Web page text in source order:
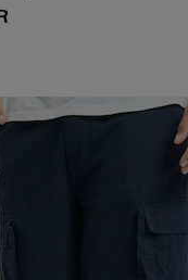
Preis: 33,24 EUR